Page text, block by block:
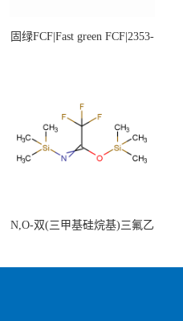
固绿FCF|Fast green FCF|2353-
N,O-双(三甲基硅烷基)三氟乙